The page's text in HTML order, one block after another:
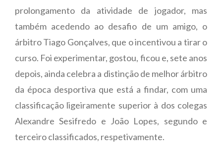
prolongamento da atividade de jogador, mas
também acedendo ao desafio de um amigo, o
árbitro Tiago Gonçalves, que o incentivou a tirar o
curso. Foi experimentar, gostou, ficou e, sete anos
depois, ainda celebra a distinção de melhor árbitro
da época desportiva que está a findar, com uma
classificação ligeiramente superior à dos colegas
Alexandre Sesifredo e João Lopes, segundo e
terceiro classificados, respetivamente.